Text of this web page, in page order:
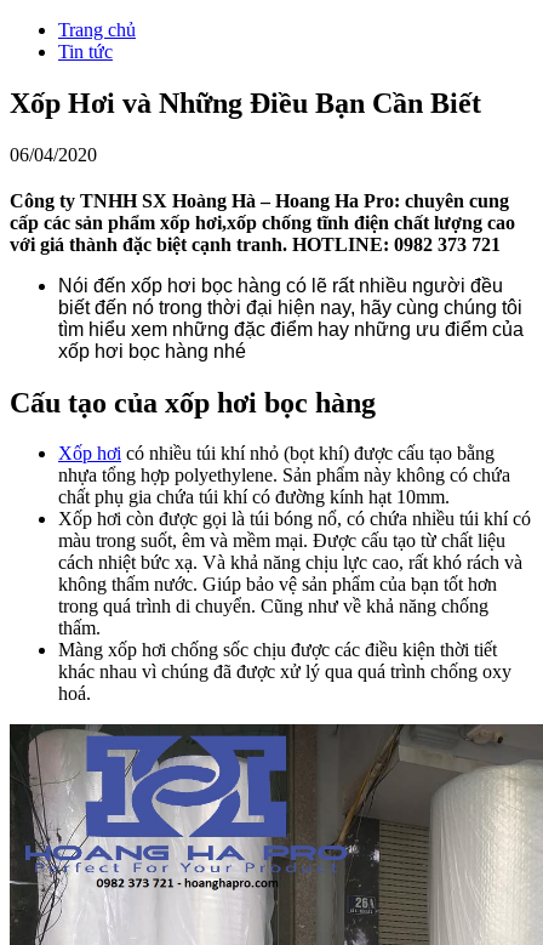
Trang chủ
Tin tức
Xốp Hơi và Những Điều Bạn Cần Biết
06/04/2020
Công ty TNHH SX Hoàng Hà – Hoang Ha Pro: chuyên cung
cấp các sản phẩm xốp hơi,xốp chống tĩnh điện chất lượng cao
với giá thành đặc biệt cạnh tranh. HOTLINE: 0982 373 721
Nói đến xốp hơi bọc hàng có lẽ rất nhiều người đều
biết đến nó trong thời đại hiện nay, hãy cùng chúng tôi
tìm hiểu xem những đặc điểm hay những ưu điểm của
xốp hơi bọc hàng nhé
Cấu tạo của xốp hơi bọc hàng
Xốp hơi có nhiều túi khí nhỏ (bọt khí) được cấu tạo bằng
nhựa tổng hợp polyethylene. Sản phẩm này không có chứa
chất phụ gia chứa túi khí có đường kính hạt 10mm.
Xốp hơi còn được gọi là túi bóng nổ, có chứa nhiều túi khí có
màu trong suốt, êm và mềm mại. Được cấu tạo từ chất liệu
cách nhiệt bức xạ. Và khả năng chịu lực cao, rất khó rách và
không thấm nước. Giúp bảo vệ sản phẩm của bạn tốt hơn
trong quá trình di chuyển. Cũng như về khả năng chống
thấm.
Màng xốp hơi chống sốc chịu được các điều kiện thời tiết
khác nhau vì chúng đã được xử lý qua quá trình chống oxy
hoá.